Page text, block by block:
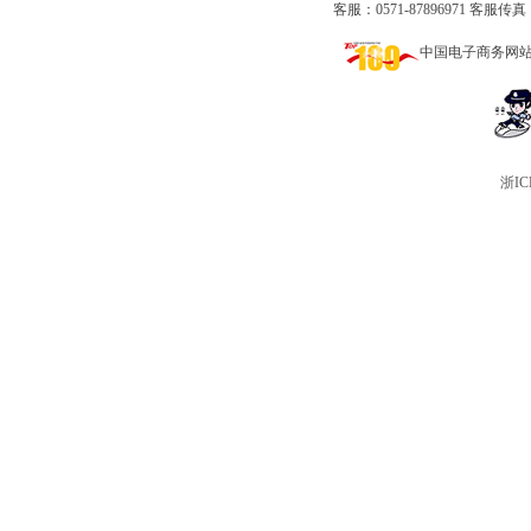
客服：0571-87896971 客服传真
中国电子商务网
浙